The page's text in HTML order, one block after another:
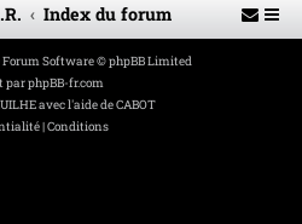
Index du forum
Software © phpBB Limited
parphpBB-fr.com
avec l'aide de CABOT
|Conditions